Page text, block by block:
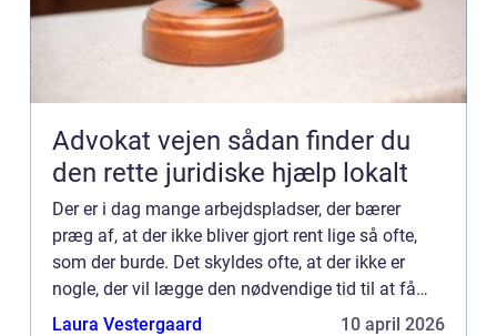
Advokat vejen sådan finder du
den rette juridiske hjælp lokalt
Der er i dag mange arbejdspladser, der bærer
præg af, at der ikke bliver gjort rent lige så ofte,
som der burde. Det skyldes ofte, at der ikke er
nogle, der vil lægge den nødvendige tid til at få
gjort rent, og derfor er det noget, der kommer til at
Laura Vestergaard 10 april 2026